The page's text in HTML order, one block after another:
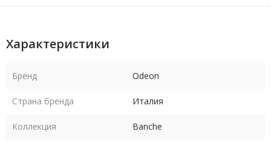
Характеристики
Бренд Odeon
Страна бренда Италия
Коллекция Banche